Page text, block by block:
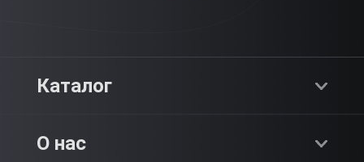
Каталог
О нас